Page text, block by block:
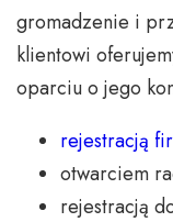
gromadzenie i
klientowi
oparciu o jego
rejestracją
otwarciem
rejestracją